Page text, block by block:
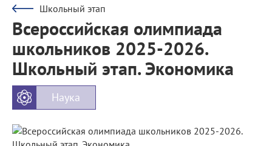
Школьный этап
Всероссийская олимпиада
школьников 2025-2026.
Школьный этап. Экономика
Наука